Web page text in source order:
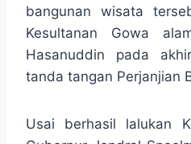
bangunan wisata
Kesultanan Gowa
Hasanuddin pada
tanda tangan Perjanjian
Usai berhasil lalukan